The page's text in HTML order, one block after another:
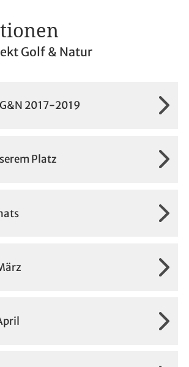
Golf & Natur
2017-2019
Platz